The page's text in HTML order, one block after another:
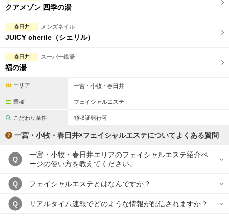
クアメゾン 四季の湯
春日井 メンズネイル
JUICY cherile（シェリル）
春日井 スーパー銭湯
福の湯
エリア 一宮・小牧・春日井
業種 フェイシャルエステ
こだわり条件 領収証発行可
一宮・小牧・春日井×フェイシャルエステについてよくある質問
Q
一宮・小牧・春日井エリアのフェイシャルエステ紹介ペ
ージの使い方を教えてください。
Q フェイシャルエステとはなんですか？
Q リアルタイム速報でどのような情報が配信されますか？